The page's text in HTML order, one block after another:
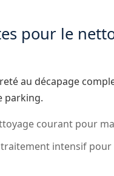
pour le
au décapage
parking.
courant pour
traitement intensif pour